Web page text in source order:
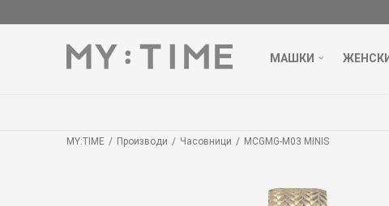
МАШКИ ЖЕНСКИ
MY:TIME Производи Часовници MCGMG-M03 MINIS